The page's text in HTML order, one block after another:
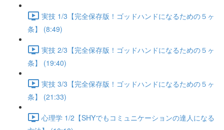
実技 1/3【完全保存版！ゴッドハンドになるための５ヶ
条】 (8:49)
実技 2/3【完全保存版！ゴッドハンドになるための５ヶ
条】 (19:40)
実技 3/3【完全保存版！ゴッドハンドになるための５ヶ
条】 (21:33)
心理学 1/2【SHYでもコミュニケーションの達人になる